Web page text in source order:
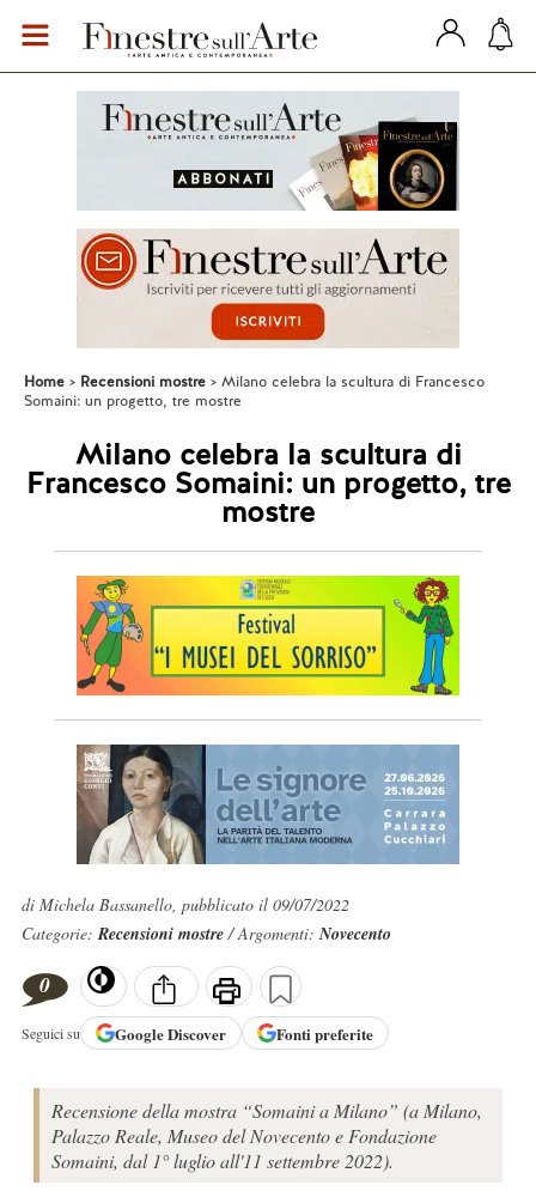
Home Recensioni mostre
Milano celebra la scultura di Francesco
Somaini: un progetto, tre mostre
Milano celebra la scultura di
Francesco Somaini: un progetto, tre
mostre
di Michela Bassanello, pubblicato il 09/07/2022
Categorie:Recensioni mostre/ Argomenti:Novecento
0
Seguici su GoogleDiscover Fonti preferite
Recensione della mostra “Somaini a Milano” (a Milano,
Palazzo Reale, Museo del Novecento e Fondazione
Somaini, dal 1° luglio all'11 settembre 2022).